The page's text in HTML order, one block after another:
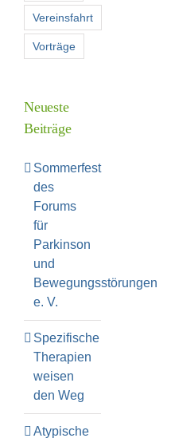
Vereinsfahrt
Vorträge
Neueste
Beiträge
Sommerfest
des
Forums
für
Parkinson
und
Bewegungsstörungen
e. V.
Spezifische
Therapien
weisen
den Weg
Atypische